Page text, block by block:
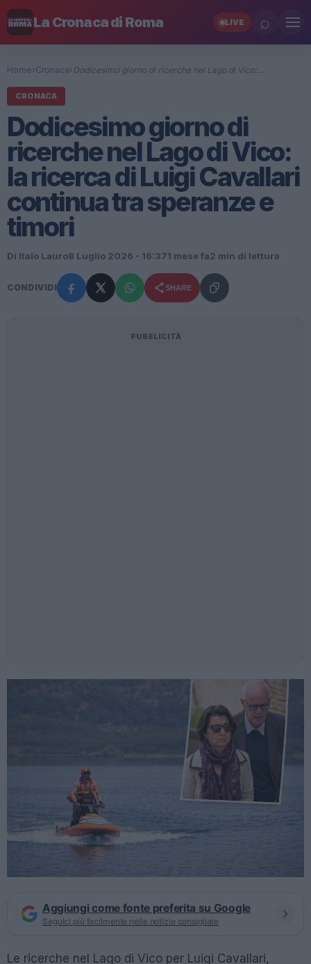
La Cronaca di Roma LIVE ⌕
Home› Cronaca› Dodicesimo giorno di ricerche nel Lago di Vico:…
CRONACA
Dodicesimo giorno di
ricerche nel Lago di Vico:
la ricerca di Luigi Cavallari
continua tra speranze e
timori
Di Italo Lauro8 Luglio 2026 - 16:371 mese fa2 min di lettura
CONDIVIDI SHARE
PUBBLICITÀ
Aggiungi come fonte preferita su Google
Seguici più facilmente nelle notizie consigliate
Le ricerche nel Lago di Vico per Luigi Cavallari,